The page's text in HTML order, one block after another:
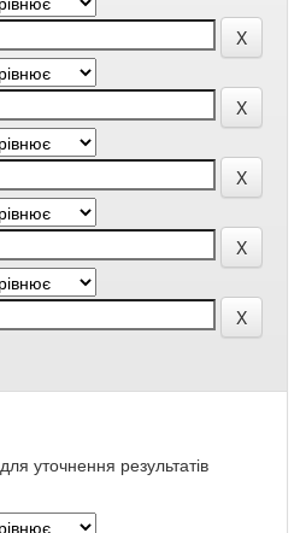
уточнення результатів